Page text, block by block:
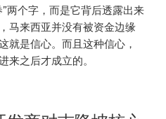
两个字，而是它背后透露出来
马来西亚并没有被资金边缘
就是信心。而且这种信心，
来之后才成立的。